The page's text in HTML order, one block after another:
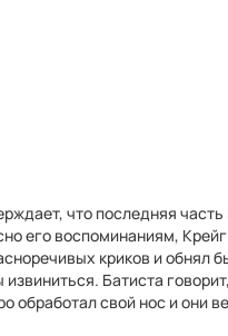
что последняя часть
его воспоминаниям, Крейг
криков и обнял
извиниться. Батиста
обработал свой нос и они